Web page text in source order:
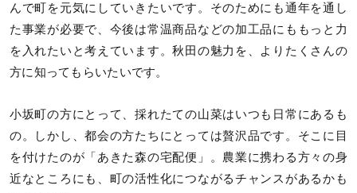
んで町を元気にしていきたいです。そのためにも通年を通し
た事業が必要で、今後は常温商品などの加工品にももっと力
を入れたいと考えています。秋田の魅力を、よりたくさんの
方に知ってもらいたいです。
小坂町の方にとって、採れたての山菜はいつも日常にあるも
の。しかし、都会の方たちにとっては贅沢品です。そこに目
を付けたのが「あきた森の宅配便」。農業に携わる方々の身
近なところにも、町の活性化につながるチャンスがあるかも